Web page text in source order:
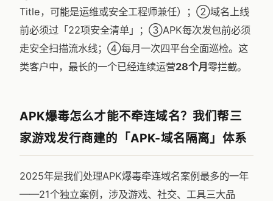
Title，可能是运维或安全工程师兼任）；②域名上线
前必须过「22项安全清单」；③APK每次发包前必须
走安全扫描流水线；④每月一次四平台全面巡检。这
类客户中，最长的一个已经连续运营28个月 零拦截。
APK爆毒怎么才能不牵连域名？我们帮三
家游戏发行商建的「APK-域名隔离」体系
2025年是我们处理APK爆毒牵连域名案例最多的一年
——21个独立案例，涉及游戏、社交、工具三大品